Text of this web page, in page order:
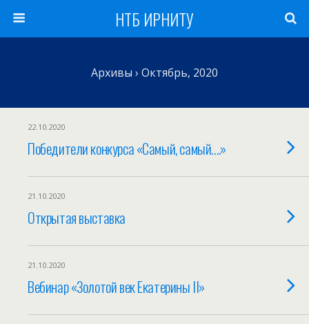
НТБ ИРНИТУ
Архивы › Октябрь, 2020
22.10.2020
Победители конкурса «Самый, самый….»
21.10.2020
Открытая выставка
21.10.2020
Вебинар «Золотой век Екатерины II»